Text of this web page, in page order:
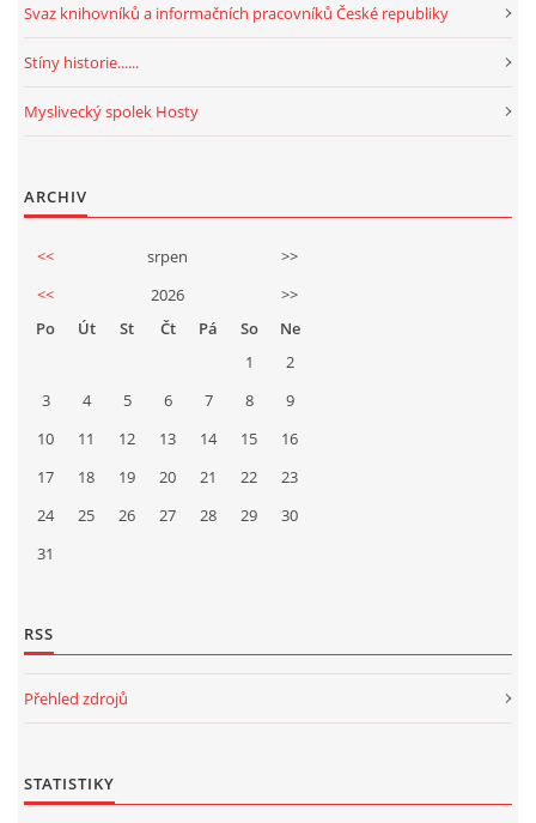
Svaz knihovníků a informačních pracovníků České republiky
Stíny historie......
Myslivecký spolek Hosty
ARCHIV
<< srpen
>>
<<
2026
>>
Po
Út St Čt Pá So
Ne
1
2
3
4 5 6 7 8
9
10
11 12 13 14 15
16
17
18 19 20 21 22
23
24
25 26 27 28 29
30
31
RSS
Přehled zdrojů
STATISTIKY